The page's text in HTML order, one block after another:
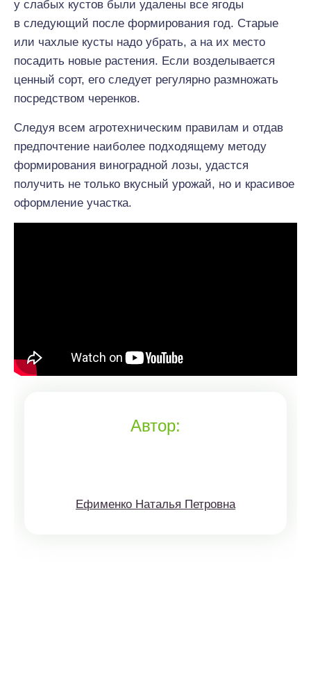
у слабых кустов были удалены все ягоды
в следующий после формирования год. Старые
или чахлые кусты надо убрать, а на их место
посадить новые растения. Если возделывается
ценный сорт, его следует регулярно размножать
посредством черенков.
Следуя всем агротехническим правилам и отдав
предпочтение наиболее подходящему методу
формирования виноградной лозы, удастся
получить не только вкусный урожай, но и красивое
оформление участка.
Автор:
Ефименко Наталья Петровна